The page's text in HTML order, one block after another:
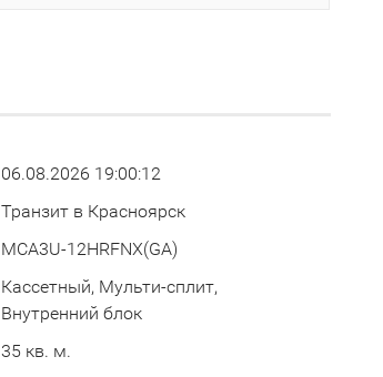
06.08.2026 19:00:12
Транзит в Красноярск
MCA3U-12HRFNX(GA)
Кассетный, Мульти-сплит,
Внутренний блок
35 кв. м.